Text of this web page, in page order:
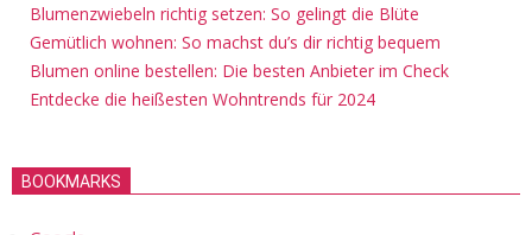
Blumenzwiebeln richtig setzen: So gelingt die Blüte
Gemütlich wohnen: So machst du’s dir richtig bequem
Blumen online bestellen: Die besten Anbieter im Check
Entdecke die heißesten Wohntrends für 2024
BOOKMARKS